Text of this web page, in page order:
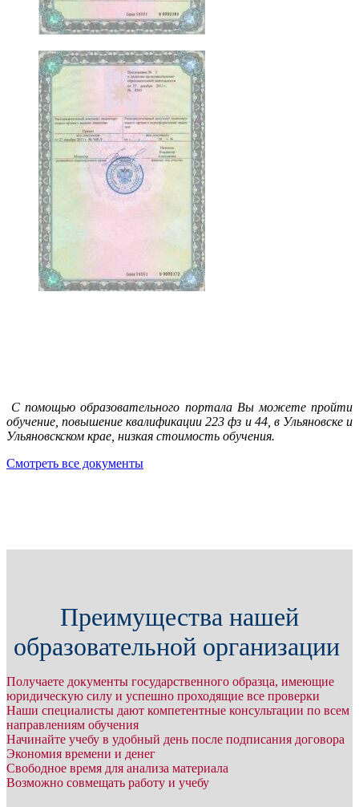
С помощью образовательного портала Вы можете пройти
обучение, повышение квалификации 223 фз и 44, в Ульяновске и
Ульяновскском крае, низкая стоимость обучения.
Смотреть все документы
Преимущества нашей
образовательной организации
Получаете документы государственного образца, имеющие
юридическую силу и успешно проходящие все проверки
Наши специалисты дают компетентные консультации по всем
направлениям обучения
Начинайте учебу в удобный день после подписания договора
Экономия времени и денег
Свободное время для анализа материала
Возможно совмещать работу и учебу